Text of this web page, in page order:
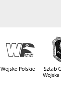
Wojsko Polskie
Sztab
Wojska